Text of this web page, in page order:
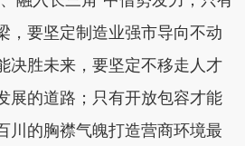
，要坚定制造业强市导向不动
决胜未来，要坚定不移走人才
展的道路；只有开放包容才能
川的胸襟气魄打造营商环境最